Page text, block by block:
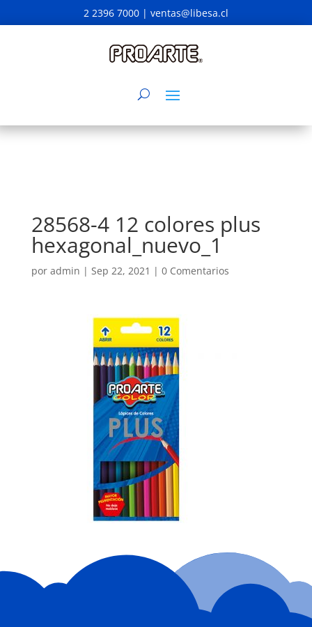
2 2396 7000 | ventas@libesa.cl
28568-4 12 colores plus
hexagonal_nuevo_1
por admin | Sep 22, 2021 | 0 Comentarios